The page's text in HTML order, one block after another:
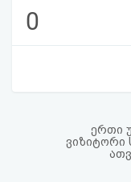
სალიცენზიო
0
ერთი
ვიზიტორი